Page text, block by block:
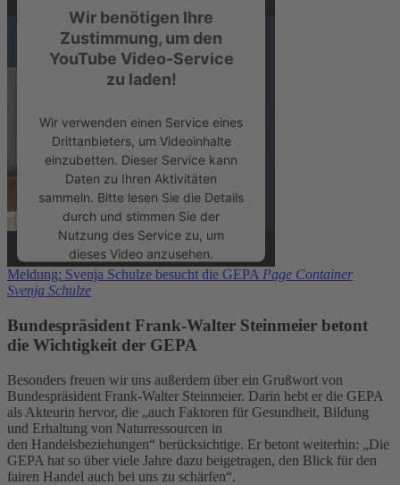
Wir benötigen Ihre
Zustimmung, um den
YouTube Video-Service
zu laden!
Wir verwenden einen Service eines
Drittanbieters, um Videoinhalte
einzubetten. Dieser Service kann
Daten zu Ihren Aktivitäten
sammeln. Bitte lesen Sie die Details
durch und stimmen Sie der
Nutzung des Service zu, um
dieses Video anzusehen.
Mehr Informationen
Akzeptieren
powered byUsercentrics Consent
Management Platform
Meldung: Svenja Schulze besucht die GEPA Page Container
Svenja Schulze
Bundespräsident Frank-Walter Steinmeier betont
die Wichtigkeit der GEPA
Besonders freuen wir uns außerdem über ein Grußwort von
Bundespräsident Frank-Walter Steinmeier. Darin hebt er die GEPA
als Akteurin hervor, die „auch Faktoren für Gesundheit, Bildung
und Erhaltung von Naturressourcen in
den Handelsbeziehungen“ berücksichtige. Er betont weiterhin: „Die
GEPA hat so über viele Jahre dazu beigetragen, den Blick für den
fairen Handel auch bei uns zu schärfen“.